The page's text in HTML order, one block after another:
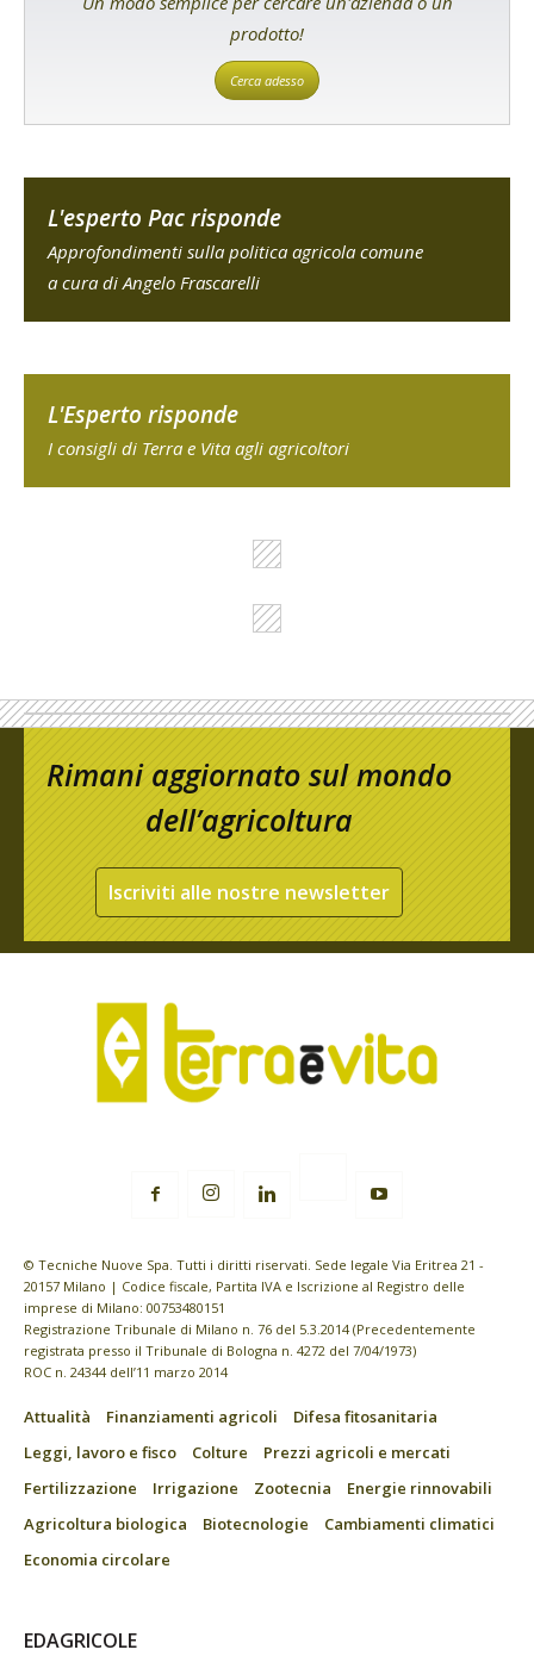
prodotto!
Cerca adesso
L'esperto Pac risponde
Approfondimenti sulla politica agricola comune
a cura di Angelo Frascarelli
L'Esperto risponde
I consigli di Terra e Vita agli agricoltori
Rimani aggiornato sul mondo
dell’agricoltura
Iscriviti alle nostre newsletter
© Tecniche Nuove Spa. Tutti i diritti riservati. Sede legale Via Eritrea 21 -
20157 Milano | Codice fiscale, Partita IVA e Iscrizione al Registro delle
imprese di Milano: 00753480151
Registrazione Tribunale di Milano n. 76 del 5.3.2014 (Precedentemente
registrata presso il Tribunale di Bologna n. 4272 del 7/04/1973)
ROC n. 24344 dell’11 marzo 2014
Attualità Finanziamenti agricoli
Difesa fitosanitaria
Leggi, lavoro e fisco
Colture
Prezzi agricoli e mercati
Fertilizzazione
Irrigazione Zootecnia
Energie rinnovabili
Agricoltura biologica
Biotecnologie
Cambiamenti climatici
Economia circolare
EDAGRICOLE